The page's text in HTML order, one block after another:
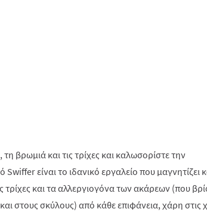
βρωμιά και τις τρίχες και καλωσορίστε την
είναι το ιδανικό εργαλείο που μαγνητίζει
τρίχες και τα αλλεργιογόνα των ακάρεων (που
στους σκύλους) από κάθε επιφάνεια, χάρη στις